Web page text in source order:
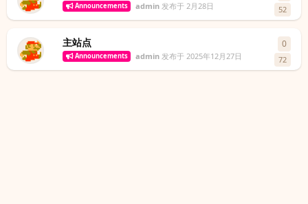
Announcements admin 发布于2月28日 52
主站点
Announcements admin 发布于2025年12月27日 72
0